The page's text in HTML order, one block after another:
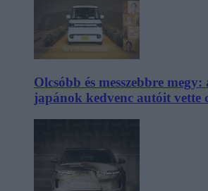
Olcsóbb és messzebbre
japánok kedvenc autóit vette